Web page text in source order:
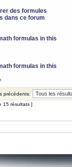
des formules
dans ce forum
formulas in this
formulas in this
précédents:
15 résultats ]